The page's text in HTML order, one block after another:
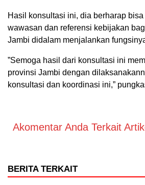
‎Hasil konsultasi ini, dia berharap
wawasan dan referensi kebijakan
Jambi didalam menjalankan
‎”Semoga hasil dari konsultasi ini
provinsi Jambi dengan
konsultasi dan koordinasi ini,”
Akomentar Anda Terkait
BERITA TERKAIT